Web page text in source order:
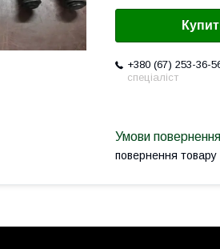
+380 (67) 253-36-
спеціаліст
повернення товару